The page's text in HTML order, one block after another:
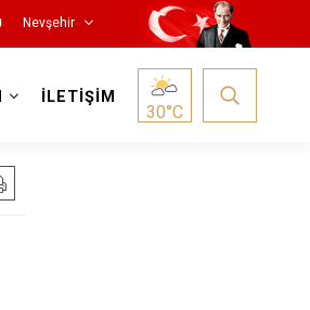
Nevşehir
İLETİŞİM
30°C